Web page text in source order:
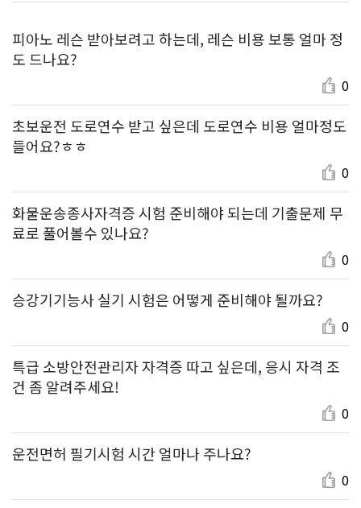
피아노 레슨 받아보려고 하는데, 레슨 비용 보통 얼마 정
도 드나요?
0
초보운전 도로연수 받고 싶은데 도로연수 비용 얼마정도
들어요?ㅎㅎ
0
화물운송종사자격증 시험 준비해야 되는데 기출문제 무
료로 풀어볼수 있나요?
0
승강기기능사 실기 시험은 어떻게 준비해야 될까요?
0
특급 소방안전관리자 자격증 따고 싶은데, 응시 자격 조
건 좀 알려주세요!
0
운전면허 필기시험 시간 얼마나 주나요?
0